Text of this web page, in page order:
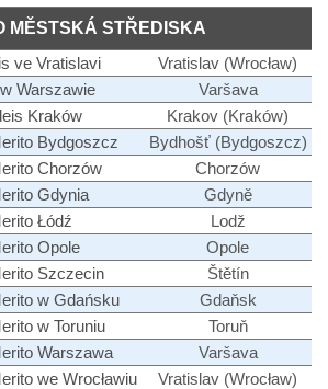
MĚSTSKÁ STŘEDISKA
ve Vratislavi
Vratislav (Wrocław)
Warszawie
Varšava
Kraków
Krakov (Kraków)
Bydgoszcz
Bydhošť (Bydgoszcz)
Chorzów
Chorzów
Gdynia
Gdyně
Łódź
Lodž
Opole
Opole
Szczecin
Štětín
w Gdańsku
Gdaňsk
w Toruniu
Toruň
Warszawa
Varšava
we Wrocławiu
Vratislav (Wrocław)